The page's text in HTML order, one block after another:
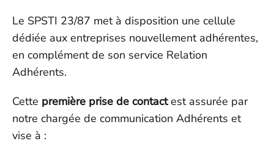
Le SPSTI 23/87 met à disposition une cellule
dédiée aux entreprises nouvellement adhérentes,
en complément de son service Relation
Adhérents.
Cette première prise de contactest assurée par
notre chargée de communication Adhérents et
vise à :